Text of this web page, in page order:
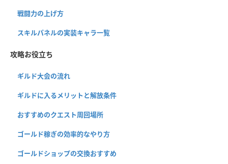
戦闘力の上げ方
スキルパネルの実装キャラ一覧
攻略お役立ち
ギルド大会の流れ
ギルドに入るメリットと解放条件
おすすめのクエスト周回場所
ゴールド稼ぎの効率的なやり方
ゴールドショップの交換おすすめ